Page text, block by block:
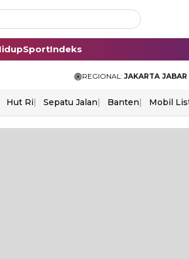
SportIndeks
REGIONAL: JAKARTA JABAR
Hut Ri Sepatu Jalan Banten Mobil